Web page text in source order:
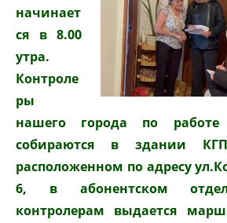
начинает
ся в 8.00
утра.
Контроле
ры
нашего города по работе
собираются в здании
расположенном по адресу
6, в абонентском
контролерам выдается